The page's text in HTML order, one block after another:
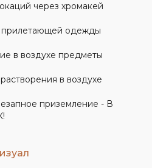
через хромакей
одежды
в воздухе предметы
в воздухе
приземление - В